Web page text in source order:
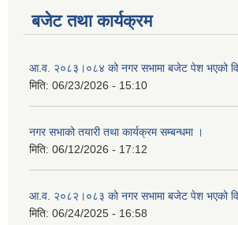
बजेट तथा कार्यक्रम
आ.व. २०८३।०८४ को नगर सभामा बजेट पेश भएको
मिति: 06/23/2026 - 15:10
नगर सभाको तयारी तथा कार्यक्रम सम्बन्धमा ।
मिति: 06/12/2026 - 17:12
आ.व. २०८२।०८३ को नगर सभामा बजेट पेश भएको
मिति: 06/24/2025 - 16:58